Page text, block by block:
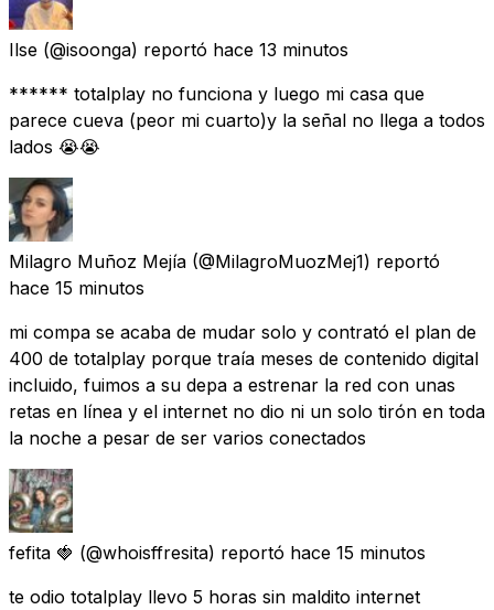
Ilse (@isoonga) reportó hace 13 minutos
****** totalplay no funciona y luego mi casa que
parece cueva (peor mi cuarto)y la señal no llega a todos
lados 😭😭
Milagro Muñoz Mejía (@MilagroMuozMej1) reportó
hace 15 minutos
mi compa se acaba de mudar solo y contrató el plan de
400 de totalplay porque traía meses de contenido digital
incluido, fuimos a su depa a estrenar la red con unas
retas en línea y el internet no dio ni un solo tirón en toda
la noche a pesar de ser varios conectados
fefita 🍓 (@whoisffresita) reportó hace 15 minutos
te odio totalplay llevo 5 horas sin maldito internet